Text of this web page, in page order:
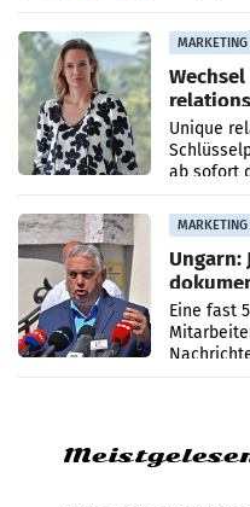
Unique
ab sofort
PR-
Anna
Ungarn:
Zensur
Eine fast